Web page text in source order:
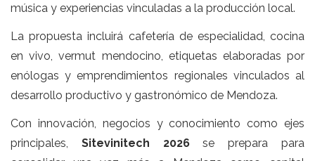
música y experiencias vinculadas a la producción local.
La propuesta incluirá cafetería de especialidad, cocina
en vivo, vermut mendocino, etiquetas elaboradas por
enólogas y emprendimientos regionales vinculados al
desarrollo productivo y gastronómico de Mendoza.
Con innovación, negocios y conocimiento como ejes
principales,
Sitevinitech 2026se prepara para